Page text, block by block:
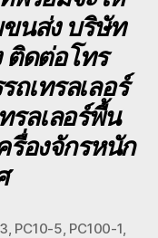
นส่ง บริษัท
ดต่อโทร
เทรลเลอร์
รลเลอร์พื้น
รื่องจักรหนัก
, PC10-5, PC100-1,